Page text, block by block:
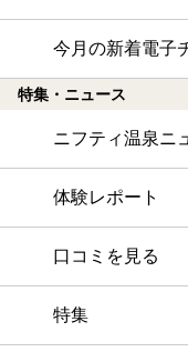
今月の新着電子
特集・ニュース
ニフティ温泉ニ
体験レポート
口コミを見る
特集